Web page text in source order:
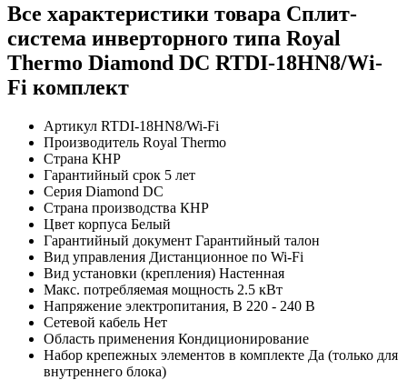
Все характеристики товара Сплит-
система инверторного типа Royal
Thermo Diamond DC RTDI-18HN8/Wi-
Fi комплект
Артикул RTDI-18HN8/Wi-Fi
Производитель Royal Thermo
Страна КНР
Гарантийный срок 5 лет
Серия Diamond DC
Страна производства КНР
Цвет корпуса Белый
Гарантийный документ Гарантийный талон
Вид управления Дистанционное по Wi-Fi
Вид установки (крепления) Настенная
Макс. потребляемая мощность 2.5 кВт
Напряжение электропитания, В 220 - 240 В
Сетевой кабель Нет
Область применения Кондиционирование
Набор крепежных элементов в комплекте Да (только для
внутреннего блока)